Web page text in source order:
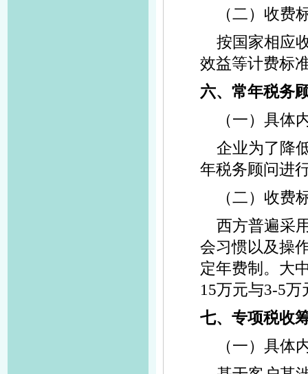
（二）收费
按国家相应
效益等计费标
六、常年税务
（一）具体
企业为了降
年税务顾问进
（二）收费
西方普遍采
会习惯以及操
定年费制。大
15万元与3-5万
七、专项税收
（一）具体